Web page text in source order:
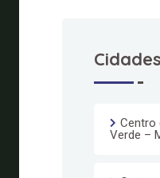
Cidades
Centro
Verde –